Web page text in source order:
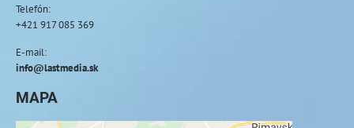
Telefón:
+421 917 085 369
E-mail:
info@lastmedia.sk
MAPA